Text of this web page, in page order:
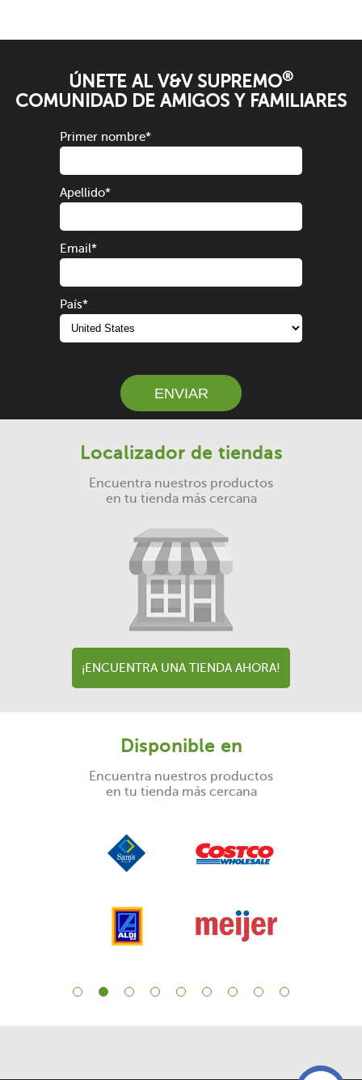
ÚNETE AL V&V SUPREMO®
COMUNIDAD DE AMIGOS Y FAMILIARES
Primer nombre*
Apellido*
Email*
País*
ENVIAR
Localizador de tiendas
Encuentra nuestros productos
en tu tienda más cercana
¡ENCUENTRA UNA TIENDA AHORA!
Disponible en
Encuentra nuestros productos
en tu tienda más cercana